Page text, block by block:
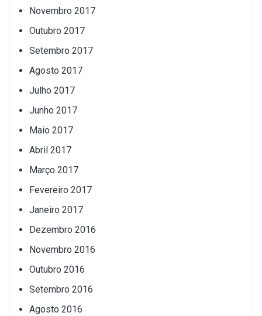
Novembro 2017
Outubro 2017
Setembro 2017
Agosto 2017
Julho 2017
Junho 2017
Maio 2017
Abril 2017
Março 2017
Fevereiro 2017
Janeiro 2017
Dezembro 2016
Novembro 2016
Outubro 2016
Setembro 2016
Agosto 2016